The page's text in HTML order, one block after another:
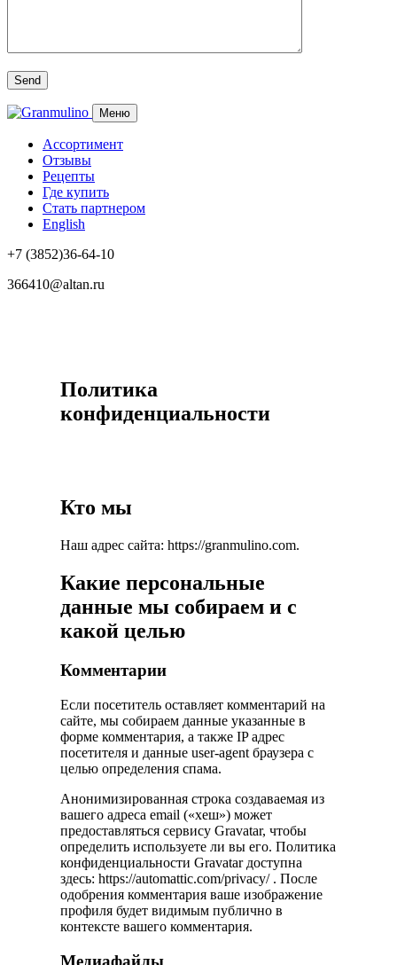
Меню
Ассортимент
Отзывы
Рецепты
Где купить
Стать партнером
English
+7 (3852)36-64-10
366410@altan.ru
Политика
конфиденциальности
Кто мы
Наш адрес сайта: https://granmulino.com.
Какие персональные
данные мы собираем и с
какой целью
Комментарии
Если посетитель оставляет комментарий на
сайте, мы собираем данные указанные в
форме комментария, а также IP адрес
посетителя и данные user-agent браузера с
целью определения спама.
Анонимизированная строка создаваемая из
вашего адреса email («хеш») может
предоставляться сервису Gravatar, чтобы
определить используете ли вы его. Политика
конфиденциальности Gravatar доступна
здесь: https://automattic.com/privacy/ . После
одобрения комментария ваше изображение
профиля будет видимым публично в
контексте вашего комментария.
Медиафайлы